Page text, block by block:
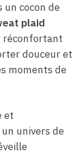
un cocon de
plaid
réconfortant
douceur et
moments de
et
univers de